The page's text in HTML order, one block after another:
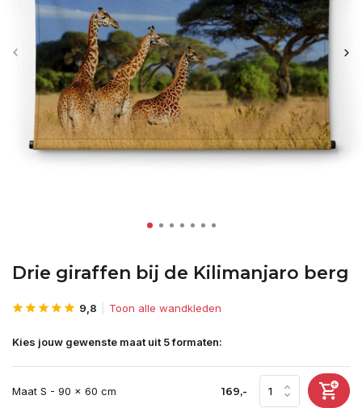
Drie giraffen bij de Kilimanjaro berg
9,8 Toon alle wandkleden
Kies jouw gewenste maat uit 5 formaten:
Maat S - 90 x 60 cm 169,-